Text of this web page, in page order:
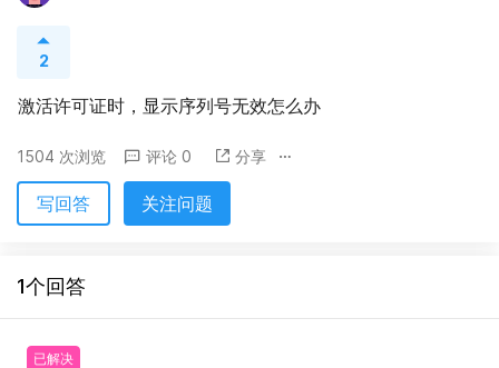
2
激活许可证时，显示序列号无效怎么办
1504 次浏览 评论 0 分享
写回答 关注问题
1个回答
已解决